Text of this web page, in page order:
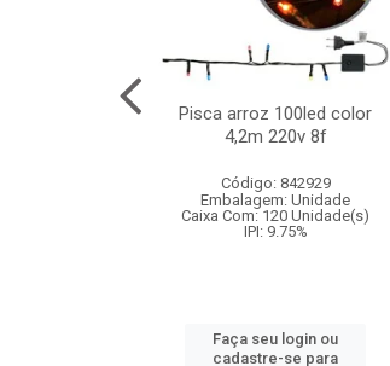
Pisca arroz 100led color
4,2m 220v 8f
Código: 842929
Embalagem: Unidade
Caixa Com: 120 Unidade(s)
IPI: 9.75%
Faça seu login ou
cadastre-se para